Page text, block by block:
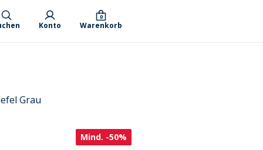
Konto Warenkorb
0
Grau
Mind. -50%